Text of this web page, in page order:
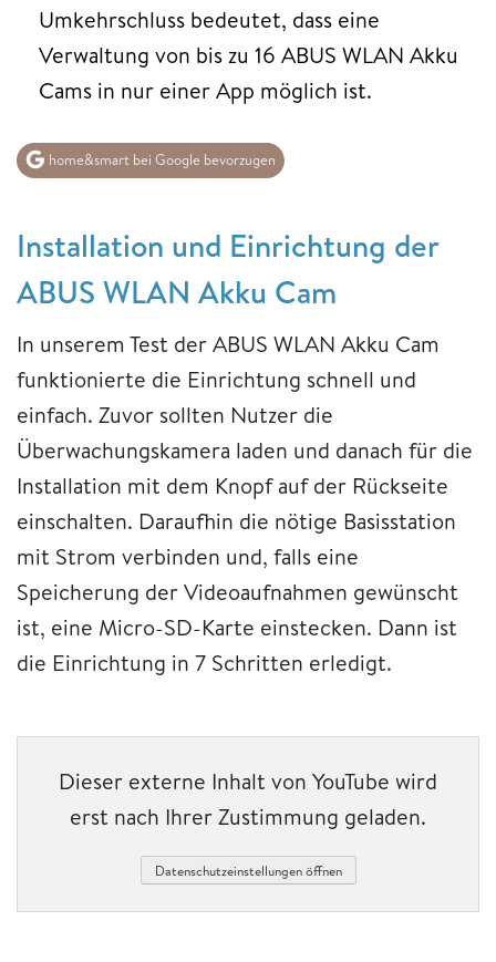
Umkehrschluss bedeutet, dass eine
Verwaltung von bis zu 16 ABUS WLAN Akku
Cams in nur einer App möglich ist.
home&smart bei Google bevorzugen
Installation und Einrichtung der
ABUS WLAN Akku Cam
In unserem Test der ABUS WLAN Akku Cam
funktionierte die Einrichtung schnell und
einfach. Zuvor sollten Nutzer die
Überwachungskamera laden und danach für die
Installation mit dem Knopf auf der Rückseite
einschalten. Daraufhin die nötige Basisstation
mit Strom verbinden und, falls eine
Speicherung der Videoaufnahmen gewünscht
ist, eine Micro-SD-Karte einstecken. Dann ist
die Einrichtung in 7 Schritten erledigt.
Dieser externe Inhalt von YouTube wird
erst nach Ihrer Zustimmung geladen.
Datenschutzeinstellungen öffnen